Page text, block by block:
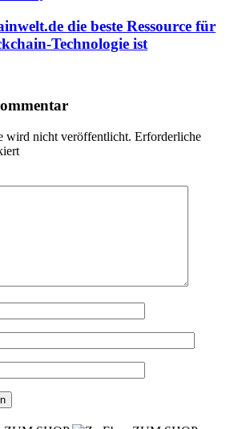
die beste Ressource für
Technologie ist
wird nicht veröffentlicht. Erforderliche